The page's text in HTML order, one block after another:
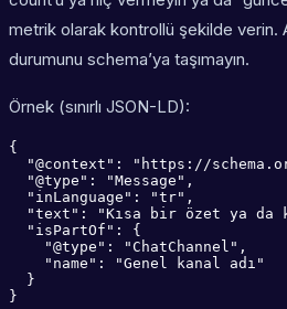
metrik olarak kontrollü şekilde verin.
durumunu schema’ya taşımayın.
Örnek (sınırlı JSON-LD):
{
"@context": "https://
  "@type": "Message",
  "inLanguage": "tr",
"text": "Kısa bir özet ya da
  "isPartOf": {
    "@type": "ChatChannel",
    "name": "Genel kanal adı"
  }
}